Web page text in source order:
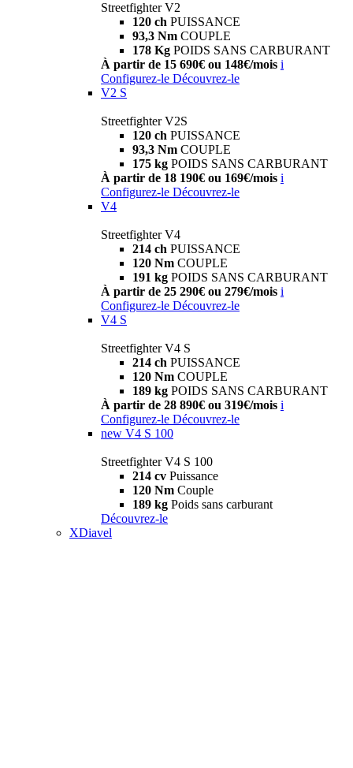
Streetfighter V2
120 ch PUISSANCE
93,3 Nm COUPLE
178 Kg POIDS SANS CARBURANT
À partir de 15 690€ ou 148€/mois i
Configurez-le Découvrez-le
V2 S
Streetfighter V2S
120 ch PUISSANCE
93,3 Nm COUPLE
175 kg POIDS SANS CARBURANT
À partir de 18 190€ ou 169€/mois i
Configurez-le Découvrez-le
V4
Streetfighter V4
214 ch PUISSANCE
120 Nm COUPLE
191 kg POIDS SANS CARBURANT
À partir de 25 290€ ou 279€/mois i
Configurez-le Découvrez-le
V4 S
Streetfighter V4 S
214 ch PUISSANCE
120 Nm COUPLE
189 kg POIDS SANS CARBURANT
À partir de 28 890€ ou 319€/mois i
Configurez-le Découvrez-le
new V4 S 100
Streetfighter V4 S 100
214 cv Puissance
120 Nm Couple
189 kg Poids sans carburant
Découvrez-le
XDiavel